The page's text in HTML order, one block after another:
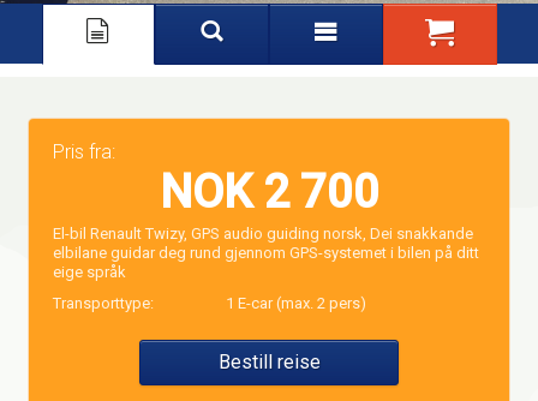
Pris fra:
NOK 2 700
El-bil Renault Twizy, GPS audio guiding norsk, Dei snakkande
elbilane guidar deg rund gjennom GPS-systemet i bilen på ditt
eige språk
Transporttype:
1 E-car (max. 2 pers)
Bestill reise